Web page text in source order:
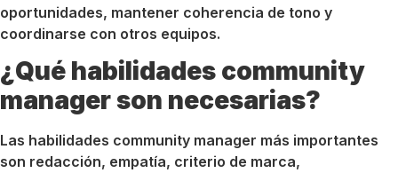
oportunidades, mantener coherencia de tono y
coordinarse con otros equipos.
¿Qué habilidades community
manager son necesarias?
Las habilidades community manager más importantes
son redacción, empatía, criterio de marca,